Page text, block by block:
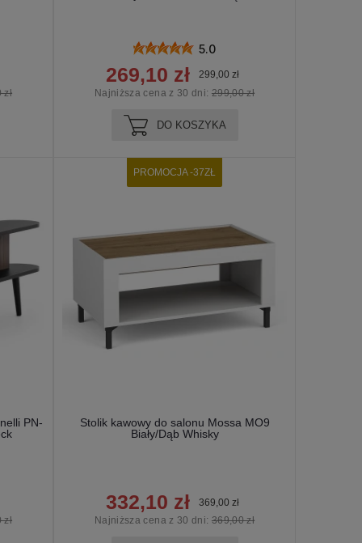
zł
5.0
269,10 zł
299,00 zł
Najniższa cena z 30 dni: 299,00 zł
DO KOSZYKA
PN-
zł
Stolik kawowy do salonu Mossa MO9
Biały/Dąb Whisky
332,10 zł
369,00 zł
Najniższa cena z 30 dni: 369,00 zł
PROMOCJA -37ZŁ